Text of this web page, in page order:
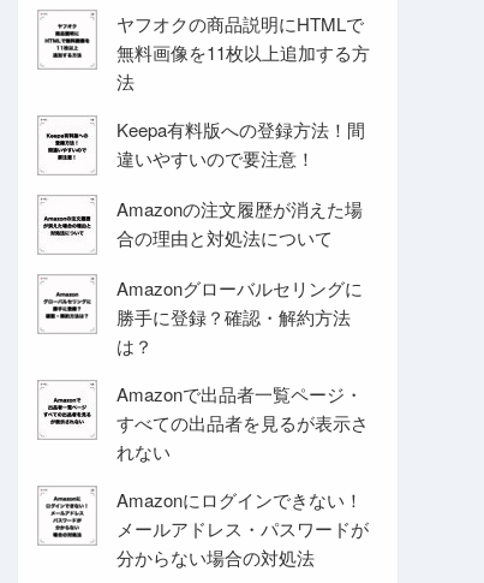
ヤフオクの商品説明にHTMLで
無料画像を11枚以上追加する方
法
Keepa有料版への登録方法！間
違いやすいので要注意！
Amazonの注文履歴が消えた場
合の理由と対処法について
Amazonグローバルセリングに
勝手に登録？確認・解約方法
は？
Amazonで出品者一覧ページ・
すべての出品者を見るが表示さ
れない
Amazonにログインできない！
メールアドレス・パスワードが
分からない場合の対処法